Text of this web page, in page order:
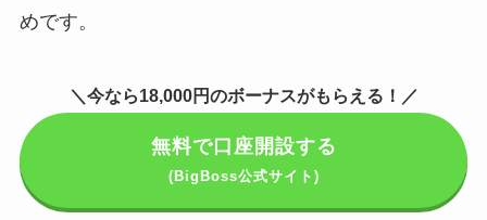
めです。
＼今なら18,000円のボーナスがもらえる！／
無料で口座開設する
(BigBoss公式サイト)